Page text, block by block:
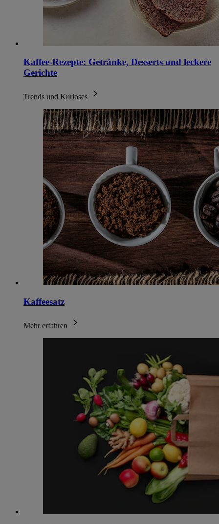
Kaffee-Rezepte: Getränke, Desserts und leckere
Gerichte
Trends und Kurioses
Kaffeesatz
Mehr erfahren